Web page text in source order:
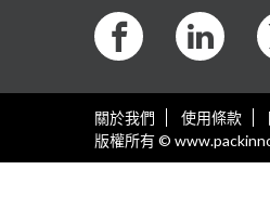
關於我們 使用條款
版權所有 ©